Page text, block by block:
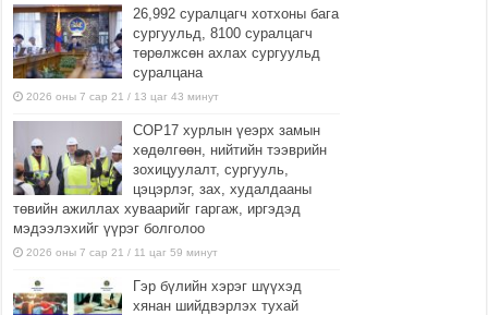
26,992 суралцагч хотхоны бага
сургуульд, 8100 суралцагч
төрөлжсөн ахлах сургуульд
суралцана
2026 оны 7 сар 21 / 13 цаг 43 минут
COP17 хурлын үеэрх замын
хөдөлгөөн, нийтийн тээврийн
зохицуулалт, сургууль,
цэцэрлэг, зах, худалдааны
төвийн ажиллах хуваарийг гаргаж, иргэдэд
мэдээлэхийг үүрэг болголоо
2026 оны 7 сар 21 / 11 цаг 59 минут
Гэр бүлийн хэрэг шүүхэд
хянан шийдвэрлэх тухай